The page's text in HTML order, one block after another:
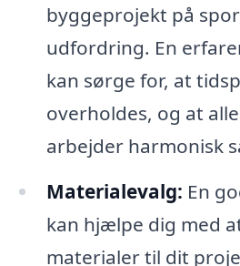
byggeprojekt på
udfordring. En
kan sørge for, at
overholdes, og at
arbejder harmonisk
Materialevalg: En
kan hjælpe dig med
materialer til dit